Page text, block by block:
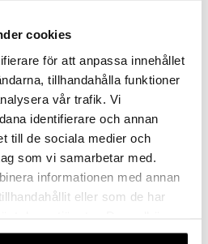
cookies
för att anpassa innehållet
tillhandahålla funktioner
vår trafik. Vi
identifierare och annan
till de sociala medier och
som vi samarbetar med.
informationen med annan
eller som de har
av vår webbplats.
CASTOR
MICA, DEXTRIN MYRISTATE,
PARFUM/FRAGRANCE, CI
ANNUUS (SUNFLOWER)
ETHYL FERULATE,
LEAF EXTRACT,
CITRUS AURANTIUM
LIMONENE, LINALOOL,
ACETATE, GERANIOL,
FLOWER OIL, ISOEUGENYL